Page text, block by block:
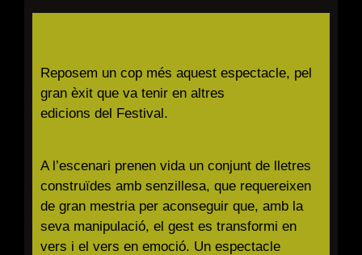
Reposem un cop més aquest espectacle, pel
gran èxit que va tenir en altres
edicions del Festival.
A l’escenari prenen vida un conjunt de lletres
construïdes amb senzillesa, que requereixen
de gran mestria per aconseguir que, amb la
seva manipulació, el gest es transformi en
vers i el vers en emoció. Un espectacle